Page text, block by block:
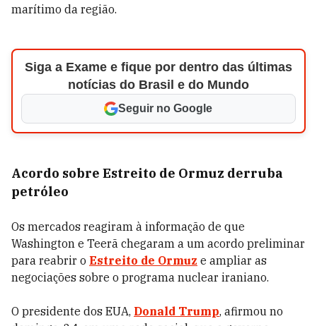
marítimo da região.
Siga a Exame e fique por dentro das últimas
notícias do Brasil e do Mundo
Seguir no Google
Acordo sobre Estreito de Ormuz derruba
petróleo
Os mercados reagiram à informação de que
Washington e Teerã chegaram a um acordo preliminar
para reabrir o Estreito de Ormuz e ampliar as
negociações sobre o programa nuclear iraniano.
O presidente dos EUA, Donald Trump, afirmou no